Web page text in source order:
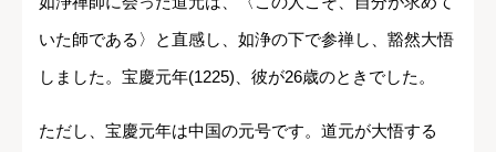
いた師である〉と直感し、如浄の下で参禅し、豁然大悟
しました。宝慶元年(1225)、彼が26歳のときでした。
ただし、宝慶元年は中国の元号です。道元が大悟する